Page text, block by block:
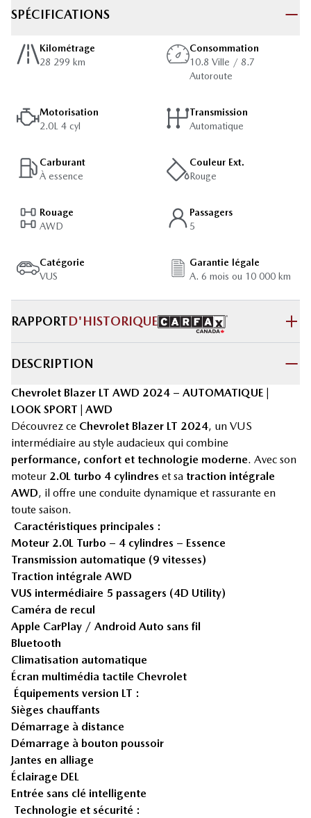
SPÉCIFICATIONS
Kilométrage
28 299 km
Consommation
10.8 Ville / 8.7
Autoroute
Motorisation
2.0L 4 cyl
Transmission
Automatique
Carburant
À essence
Couleur Ext.
Rouge
Rouage
AWD
Passagers
5
Catégorie
VUS
Garantie légale
A. 6 mois ou 10 000 km
RAPPORTD'HISTORIQUE
DESCRIPTION
Chevrolet Blazer LT AWD 2024 – AUTOMATIQUE |
LOOK SPORT | AWD
Découvrez ce Chevrolet Blazer LT 2024, un VUS
intermédiaire au style audacieux qui combine
performance, confort et technologie moderne. Avec son
moteur 2.0L turbo 4 cylindres et sa traction intégrale
AWD, il offre une conduite dynamique et rassurante en
toute saison.
Caractéristiques principales :
Moteur 2.0L Turbo – 4 cylindres – Essence
Transmission automatique (9 vitesses)
Traction intégrale AWD
VUS intermédiaire 5 passagers (4D Utility)
Caméra de recul
Apple CarPlay / Android Auto sans fil
Bluetooth
Climatisation automatique
Écran multimédia tactile Chevrolet
Équipements version LT :
Sièges chauffants
Démarrage à distance
Démarrage à bouton poussoir
Jantes en alliage
Éclairage DEL
Entrée sans clé intelligente
Technologie et sécurité :